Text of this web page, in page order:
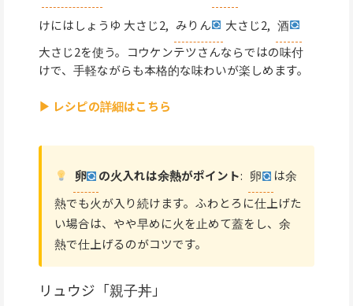
けにはしょうゆ 大さじ2, みりん 大さじ2, 酒
大さじ2を使う。コウケンテツさんならではの味付
けで、手軽ながらも本格的な味わいが楽しめます。
▶ レシピの詳細はこちら
卵 の火入れは余熱がポイント: 卵
は余
熱でも火が入り続けます。ふわとろに仕上げた
い場合は、やや早めに火を止めて蓋をし、余
熱で仕上げるのがコツです。
リュウジ「親子丼」